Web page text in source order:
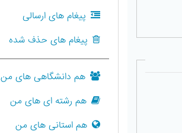
پیغام های ارسالی
پیغام های حذف شده
هم دانشگاهی های من
هم رشته ای های من
هم استانی های من